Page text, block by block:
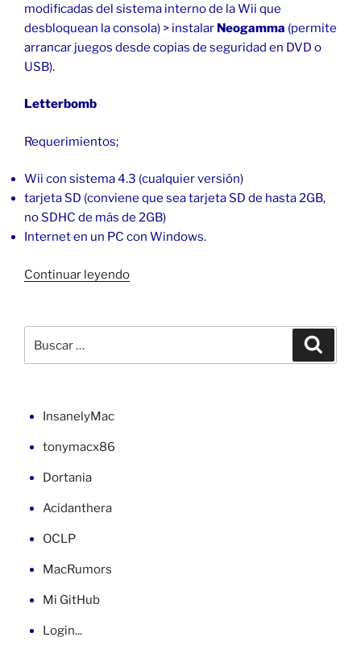
modificadas del sistema interno de la Wii que
desbloquean la consola) > instalar Neogamma (permite
arrancar juegos desde copias de seguridad en DVD o
USB).
Letterbomb
Requerimientos;
Wii con sistema 4.3 (cualquier versión)
tarjeta SD (conviene que sea tarjeta SD de hasta 2GB,
no SDHC de más de 2GB)
Internet en un PC con Windows.
Continuar leyendo«Jugar
Wii
por:
InsanelyMac
tonymacx86
Dortania
Acidanthera
OCLP
MacRumors
Mi GitHub
Login...